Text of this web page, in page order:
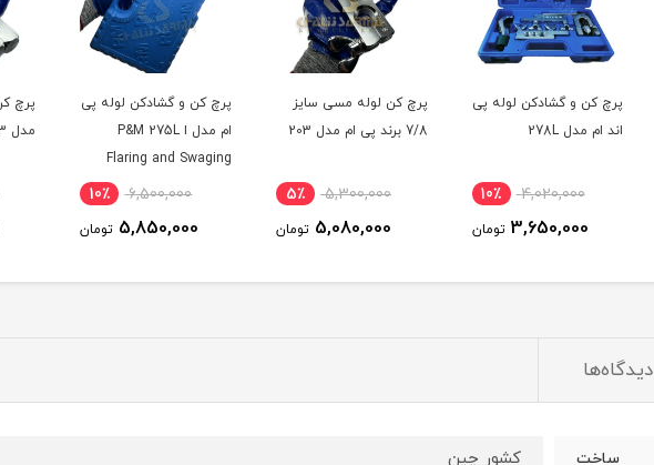
پرچ کن و گشادکن لوله پی
اند ام مدل 278L
4,020,000 10٪
3,650,000 تومان
پرچ کن لوله مسی سایز
7/8 برند پی ام مدل 203
5,300,000 5٪
5,080,000 تومان
پرچ کن و گشادکن لوله پی
ام مدل ا P&M 275L
Flaring and Swaging
6,500,000 10٪
5,850,000 تومان
مدل 203
دیدگاه‌ها
ساخت کشور چین